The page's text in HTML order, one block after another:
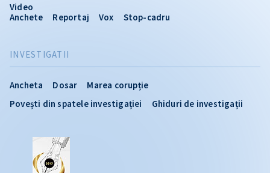
INVESTIGATII
Ancheta Dosar
Marea corupție
Povești din spatele investigației
Ghiduri de investigații
Video
Anchete
Reportaj Vox Stop-cadru